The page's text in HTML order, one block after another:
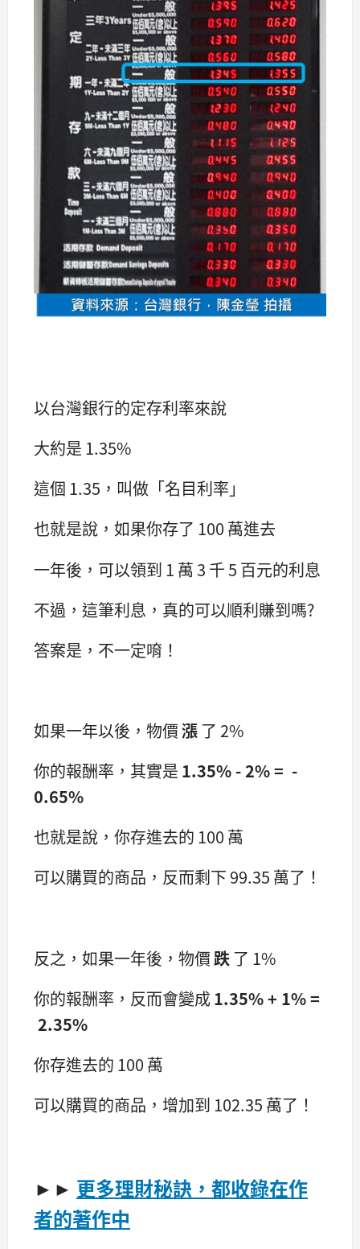
以台灣銀行的定存利率來說
大約是 1.35%
這個 1.35，叫做「名目利率」
也就是說，如果你存了 100 萬進去
一年後，可以領到 1 萬 3 千 5 百元的利息
不過，這筆利息，真的可以順利賺到嗎?
答案是，不一定唷！
如果一年以後，物價漲 了 2%
你的報酬率，其實是 1.35% - 2% = -
0.65%
也就是說，你存進去的 100 萬
可以購買的商品，反而剩下 99.35 萬了！
反之，如果一年後，物價跌 了 1%
你的報酬率，反而會變成 1.35% + 1% =
2.35%
你存進去的 100 萬
可以購買的商品，增加到 102.35 萬了！
►► 更多理財秘訣，都收錄在作
者的著作中